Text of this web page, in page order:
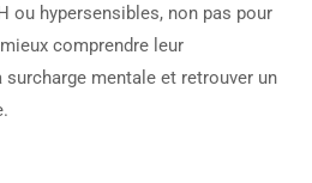
ou hypersensibles, non pas pour
comprendre leur
mentale et retrouver un